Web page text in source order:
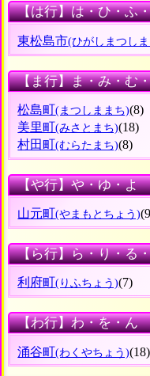
【は行】は・ひ・ふ
東松島市(ひがしまつし
【ま行】ま・み・む
松島町(まつしままち)
美里町(みさとまち)
村田町(むらたまち)
【や行】や・ゆ・よ
山元町(やまもとちょう)
【ら行】ら・り・る
利府町(りふちょう)
【わ行】わ・を・ん
涌谷町(わくやちょう)